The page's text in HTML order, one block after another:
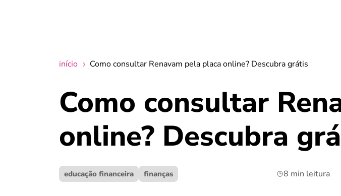
início Como consultar Renavam pela placa online? Descubra grátis
Como consultar
online? Descubra
educação financeira finanças 8 min leitura